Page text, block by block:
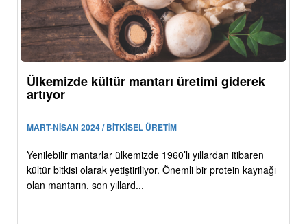
Ülkemizde kültür mantarı üretimi giderek
artıyor
MART-NİSAN 2024 / BİTKİSEL ÜRETİM
Yenilebilir mantarlar ülkemizde 1960’lı yıllardan itibaren
kültür bitkisi olarak yetiştiriliyor. Önemli bir protein kaynağı
olan mantarın, son yıllard...